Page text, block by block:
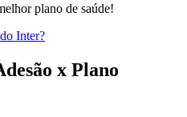
plano de saúde!
Inter?
x Plano